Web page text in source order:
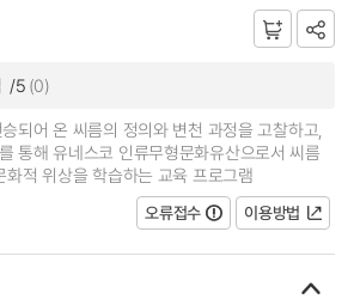
/5 (0)
되어 온 씨름의 정의와 변천 과정을 고찰하고,
통해 유네스코 인류무형문화유산으로서 씨름
적 위상을 학습하는 교육 프로그램
오류접수
이용방법